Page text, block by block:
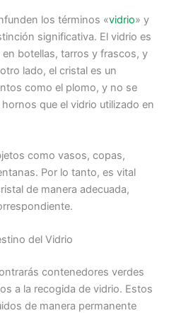
los términos «vidrio» y
significativa. El vidrio es
botellas, tarros y frascos, y
lado, el cristal es un
como el plomo, y no se
que el vidrio utilizado en
como vasos, copas,
Por lo tanto, es vital
de manera adecuada,
del Vidrio
contenedores verdes
a la recogida de vidrio. Estos
de manera permanente